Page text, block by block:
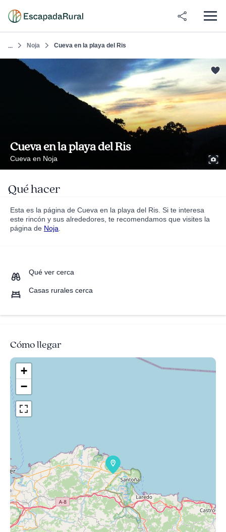
... Noja Cueva en la playa del Ris
Cueva en la playa del Ris
Cueva en Noja
Qué hacer
Esta es la página de Cueva en la playa del Ris. Si te interesa
este rincón y sus alrededores, te recomendamos que visites la
página de Noja
Qué ver cerca
Casas rurales cerca
Cómo llegar
+
−